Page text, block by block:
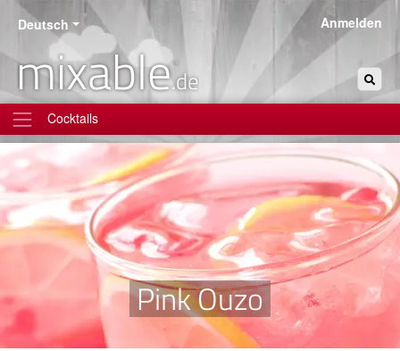
Deutsch
mixable.de
Anmelden
Cocktails
Pink Ouzo